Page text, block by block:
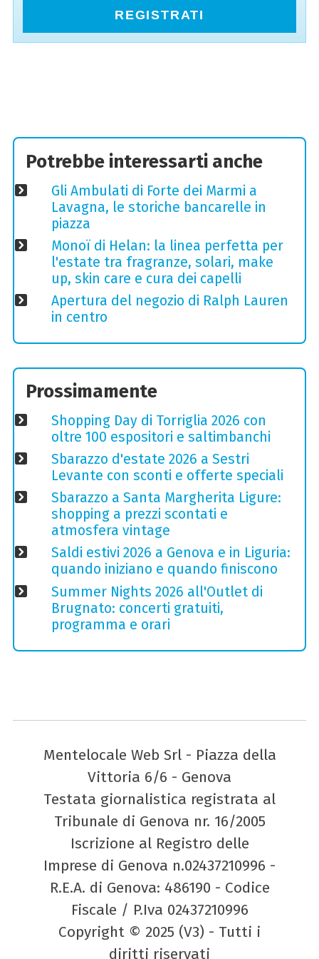
REGISTRATI
Potrebbe interessarti anche
Gli Ambulati di Forte dei Marmi a
Lavagna, le storiche bancarelle in
piazza
Monoï di Helan: la linea perfetta per
l'estate tra fragranze, solari, make
up, skin care e cura dei capelli
Apertura del negozio di Ralph Lauren
in centro
Prossimamente
Shopping Day di Torriglia 2026 con
oltre 100 espositori e saltimbanchi
Sbarazzo d'estate 2026 a Sestri
Levante con sconti e offerte speciali
Sbarazzo a Santa Margherita Ligure:
shopping a prezzi scontati e
atmosfera vintage
Saldi estivi 2026 a Genova e in Liguria:
quando iniziano e quando finiscono
Summer Nights 2026 all'Outlet di
Brugnato: concerti gratuiti,
programma e orari
Mentelocale Web Srl - Piazza della
Vittoria 6/6 - Genova
Testata giornalistica registrata al
Tribunale di Genova nr. 16/2005
Iscrizione al Registro delle
Imprese di Genova n.02437210996 -
R.E.A. di Genova: 486190 - Codice
Fiscale / P.Iva 02437210996
Copyright © 2025 (V3) - Tutti i
diritti riservati